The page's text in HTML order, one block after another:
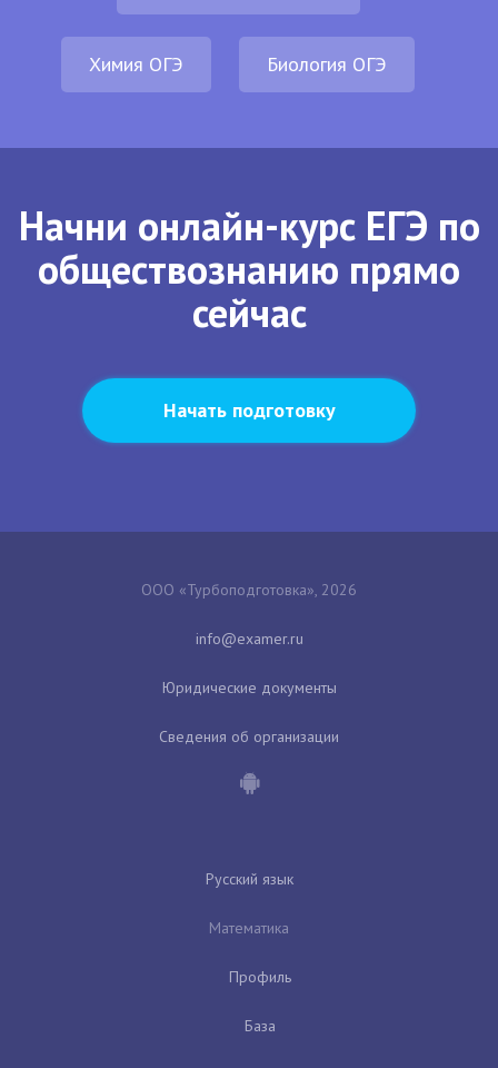
Химия ОГЭ Биология ОГЭ
Начни онлайн-курс ЕГЭ по
обществознанию прямо
сейчас
Начать подготовку
ООО «Турбоподготовка», 2026
Юридические документы
Сведения об организации
Русский язык
Математика
Профиль
База